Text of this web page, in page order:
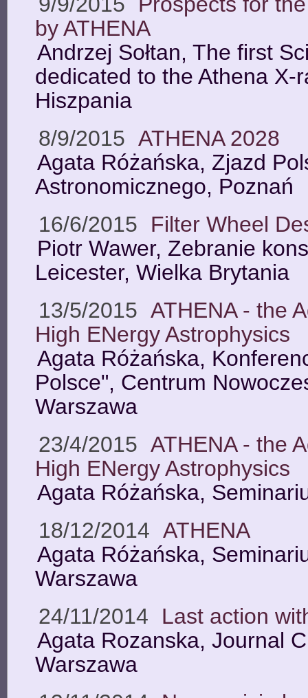
by ATHENA
Andrzej Sołtan, The first
dedicated to the Athena X-
Hiszpania
8/9/2015 ATHENA 2028
Agata Różańska, Zjazd
Astronomicznego, Poznań
16/6/2015
Filter Wheel
Piotr Wawer, Zebranie
Leicester, Wielka Brytania
13/5/2015 ATHENA - the
High ENergy Astrophysics
Agata Różańska,
Polsce", Centrum
Warszawa
23/4/2015 ATHENA - the
High ENergy Astrophysics
Agata Różańska,
18/12/2014 ATHENA
Agata Różańska,
Warszawa
24/11/2014
Last action
Agata Rozanska, Journal
Warszawa